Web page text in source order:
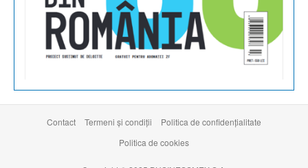
Contact Termeni şi condiţii
Politica de confidențialitate
Politica de cookies